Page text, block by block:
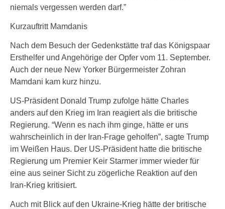
niemals vergessen werden darf.”
Kurzauftritt Mamdanis
Nach dem Besuch der Gedenkstätte traf das Königspaar
Ersthelfer und Angehörige der Opfer vom 11. September.
Auch der neue New Yorker Bürgermeister Zohran
Mamdani kam kurz hinzu.
US-Präsident Donald Trump zufolge hätte Charles
anders auf den Krieg im Iran reagiert als die britische
Regierung. “Wenn es nach ihm ginge, hätte er uns
wahrscheinlich in der Iran-Frage geholfen”, sagte Trump
im Weißen Haus. Der US-Präsident hatte die britische
Regierung um Premier Keir Starmer immer wieder für
eine aus seiner Sicht zu zögerliche Reaktion auf den
Iran-Krieg kritisiert.
Auch mit Blick auf den Ukraine-Krieg hätte der britische